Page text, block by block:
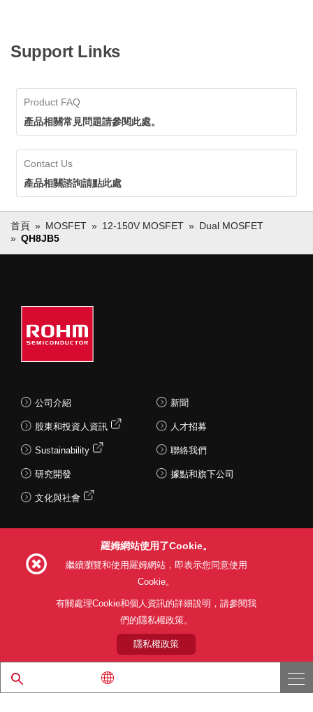
Support Links
Product FAQ
產品相關常見問題請參閱此處。
Contact Us
產品相關諮詢請點此處
首頁 MOSFET 12-150V MOSFET
Dual MOSFET
QH8JB5
公司介紹
股東和投資人資訊
Sustainability
研究開發
文化與社會
新聞
人才招募
聯絡我們
據點和旗下公司
利用目的 隱私權政策
關於本公司產品銷售之標準條款(PDF)
© 1997 - 2026 ROHM CO., LTD. ALL RIGHTS RESERVED.
羅姆網站使用了Cookie。
繼續瀏覽和使用羅姆網站，即表示您同意使用
Cookie。
有關處理Cookie和個人資訊的詳細說明，請參閱我
們的隱私權政策。
隱私權政策